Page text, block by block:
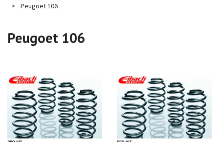
Peugoet 106
Peugoet 106